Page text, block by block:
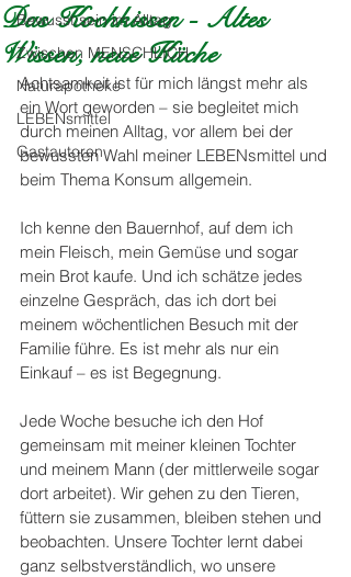
Bewusst:sein im Alltag
Zwischen MENSCHLICH
Naturapotheke
LEBENsmittel
Gastautoren
Das Kochkissen - Altes
Wissen, neue Küche
Achtsamkeit ist für mich längst mehr als
ein Wort geworden – sie begleitet mich
durch meinen Alltag, vor allem bei der
bewussten Wahl meiner LEBENsmittel und
beim Thema Konsum allgemein.
Ich kenne den Bauernhof, auf dem ich
mein Fleisch, mein Gemüse und sogar
mein Brot kaufe. Und ich schätze jedes
einzelne Gespräch, das ich dort bei
meinem wöchentlichen Besuch mit der
Familie führe. Es ist mehr als nur ein
Einkauf – es ist Begegnung.
Jede Woche besuche ich den Hof
gemeinsam mit meiner kleinen Tochter
und meinem Mann (der mittlerweile sogar
dort arbeitet). Wir gehen zu den Tieren,
füttern sie zusammen, bleiben stehen und
beobachten. Unsere Tochter lernt dabei
ganz selbstverständlich, wo unsere